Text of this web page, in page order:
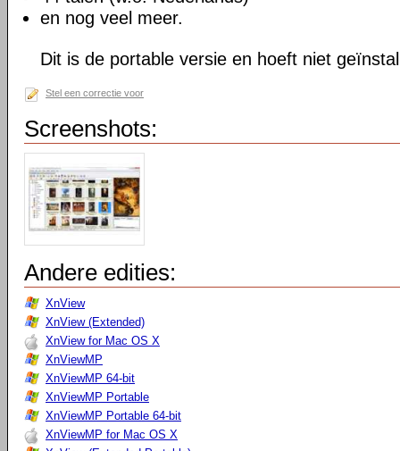
en nog veel meer.
Dit is de portable versie en hoeft niet
Stel een correctie voor
Screenshots:
Andere edities:
XnView
XnView (Extended)
XnView for Mac OS X
XnViewMP
XnViewMP 64-bit
XnViewMP Portable
XnViewMP Portable 64-bit
XnViewMP for Mac OS X